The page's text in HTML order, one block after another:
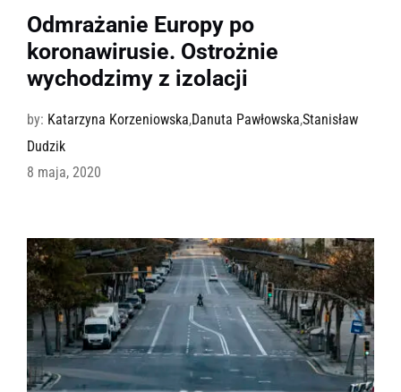
Odmrażanie Europy po
koronawirusie. Ostrożnie
wychodzimy z izolacji
by: Katarzyna Korzeniowska,Danuta Pawłowska,Stanisław
Dudzik
8 maja, 2020